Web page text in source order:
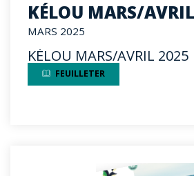
KÉLOU MARS/
MARS 2025
KÉLOU MARS/AVRIL 2025
FEUILLETER